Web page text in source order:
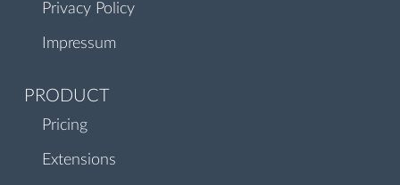
Privacy Policy
Impressum
PRODUCT
Pricing
Extensions